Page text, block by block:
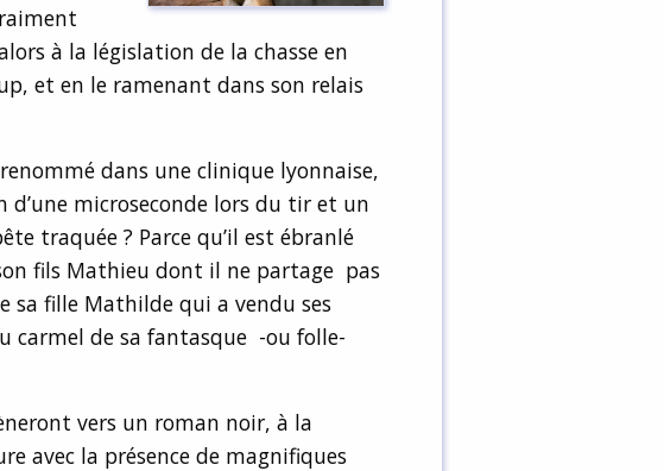
à la législation de la chasse en
et en le ramenant dans son relais
dans une clinique lyonnaise,
microseconde lors du tir et un
traquée ? Parce qu’il est ébranlé
fils Mathieu dont il ne partage pas
sa fille Mathilde qui a vendu ses
carmel de sa fantasque -ou folle-
vers un roman noir, à la
avec la présence de magnifiques